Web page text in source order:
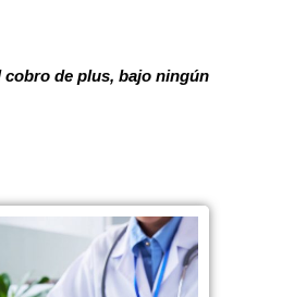
cobro de plus, bajo ningún